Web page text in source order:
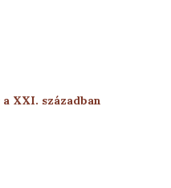
XXI. században